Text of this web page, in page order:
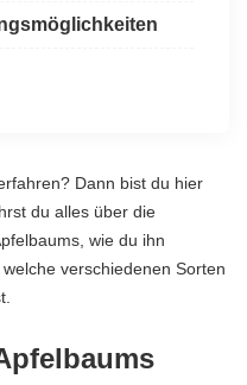
Dann bist du hier
du alles über die
wie du ihn
verschiedenen Sorten